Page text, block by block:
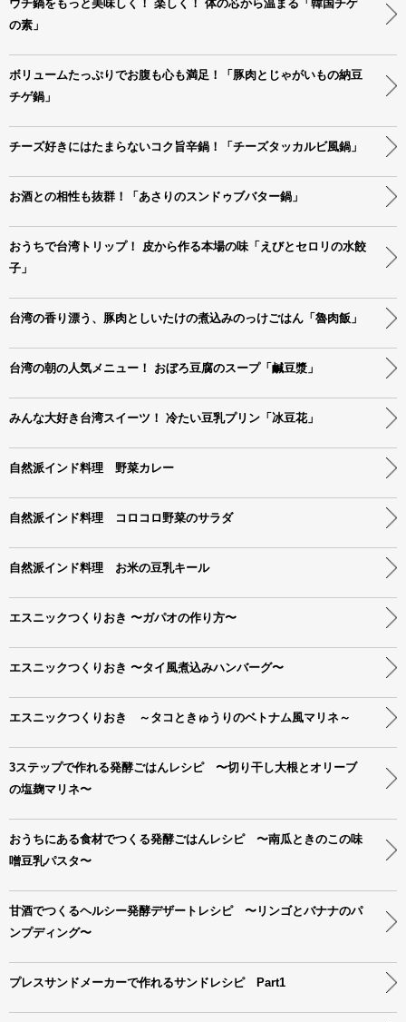
ウチ鍋をもっと美味しく！ 楽しく！ 体の芯から温まる「韓国チゲ
の素」
ボリュームたっぷりでお腹も心も満足！「豚肉とじゃがいもの納豆
チゲ鍋」
チーズ好きにはたまらないコク旨辛鍋！「チーズタッカルビ風鍋」
お酒との相性も抜群！「あさりのスンドゥブバター鍋」
おうちで台湾トリップ！ 皮から作る本場の味「えびとセロリの水餃
子」
台湾の香り漂う、豚肉としいたけの煮込みのっけごはん「魯肉飯」
台湾の朝の人気メニュー！ おぼろ豆腐のスープ「鹹豆漿」
みんな大好き台湾スイーツ！ 冷たい豆乳プリン「冰豆花」
自然派インド料理 野菜カレー
自然派インド料理 コロコロ野菜のサラダ
自然派インド料理 お米の豆乳キール
エスニックつくりおき 〜ガパオの作り方〜
エスニックつくりおき 〜タイ風煮込みハンバーグ〜
エスニックつくりおき ～タコときゅうりのベトナム風マリネ～
3ステップで作れる発酵ごはんレシピ 〜切り干し大根とオリーブ
の塩麹マリネ〜
おうちにある食材でつくる発酵ごはんレシピ 〜南瓜ときのこの味
噌豆乳パスタ〜
甘酒でつくるヘルシー発酵デザートレシピ 〜リンゴとバナナのパ
ンプディング〜
プレスサンドメーカーで作れるサンドレシピ Part1